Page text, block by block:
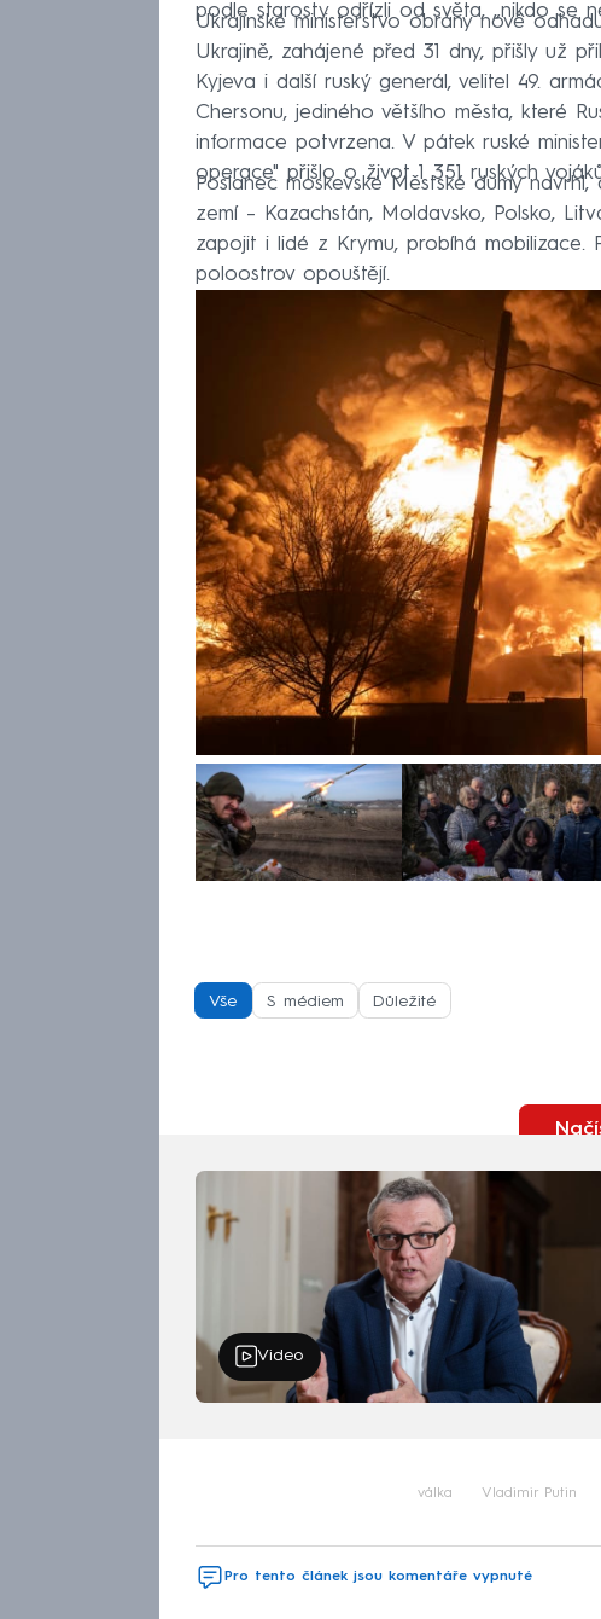
podle starosty odřízli od světa, „nikdo se
Ukrajinské ministerstvo obrany nově
Ukrajině, zahájené před 31 dny, přišly už
Kyjeva i další ruský generál, velitel 49.
Chersonu, jediného většího města, které
informace potvrzena. V pátek ruské
operace" přišlo o život 1 351 ruských
Poslanec moskevské Městské dumy
zemí –⁠ Kazachstán, Moldavsko, Polsko,
zapojit i lidé z Krymu, probíhá mobilizace.
poloostrov opouštějí.
Vše S médiem Důležité
Video
válka Vladimir Putin
Pro tento článek jsou komentáře vypnuté